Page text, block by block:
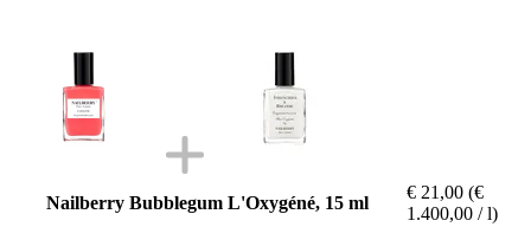
Nailberry Bubblegum L'Oxygéné, 15 ml
€ 21,00 (€
1.400,00 / l)